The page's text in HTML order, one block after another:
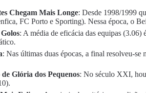
Chegam Mais Longe: Desde 1998/1999
FC Porto e Sporting). Nessa época, o
: A média de eficácia das equipas
: Nas últimas duas épocas, a final resolveu-
Glória dos Pequenos: No século XXI,